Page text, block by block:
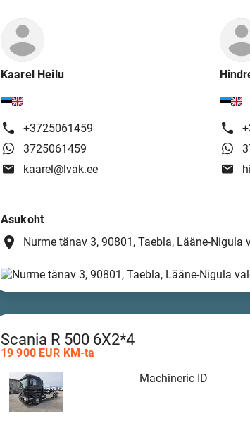
Kaarel Heilu
+3725061459
3725061459
kaarel@lvak.ee
Asukoht
place Nurme tänav 3, 90801, Taebla, Lääne-Nigula
Scania R 500 6X2*4
19 900 EUR KM-ta
Machineric ID